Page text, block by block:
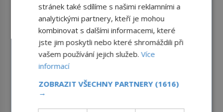
stránek také sdílíme s našimi reklamními a
analytickými partnery, kteří je mohou
kombinovat s dalšími informacemi, které
jste jim poskytli nebo které shromáždili při
vašem používání jejich služeb.Více
informací
ZOBRAZIT VŠECHNY PARTNERY (1616)
→